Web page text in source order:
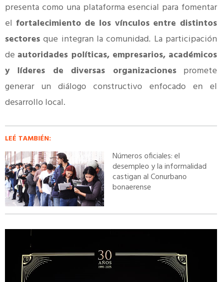
presenta como una plataforma esencial para fomentar
el fortalecimiento de los vínculos entre distintos
sectores que integran la comunidad. La participación
de autoridades políticas, empresarios, académicos
y líderes de diversas organizacionespromete
generar un diálogo constructivo enfocado en el
desarrollo local.
LEÉ TAMBIÉN:
Números oficiales: el
desempleo y la informalidad
castigan al Conurbano
bonaerense